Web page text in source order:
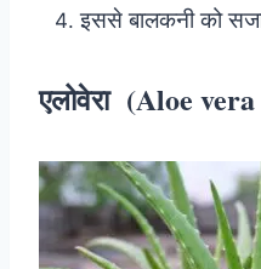
इससे बालकनी को
एलोवेरा (Aloe